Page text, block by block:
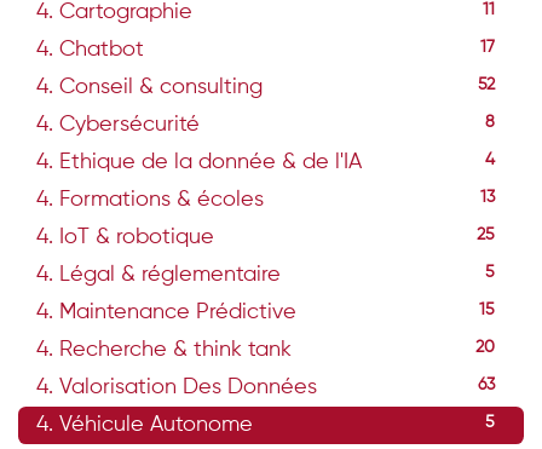
4. Cartographie
4. Chatbot 17
4. Conseil & consulting 52
4. Cybersécurité 8
4. Ethique de la donnée & de l'IA 4
4. Formations & écoles 13
4. IoT & robotique 25
4. Légal & réglementaire 5
4. Maintenance Prédictive 15
4. Recherche & think tank 20
4. Valorisation Des Données 63
4. Véhicule Autonome 5